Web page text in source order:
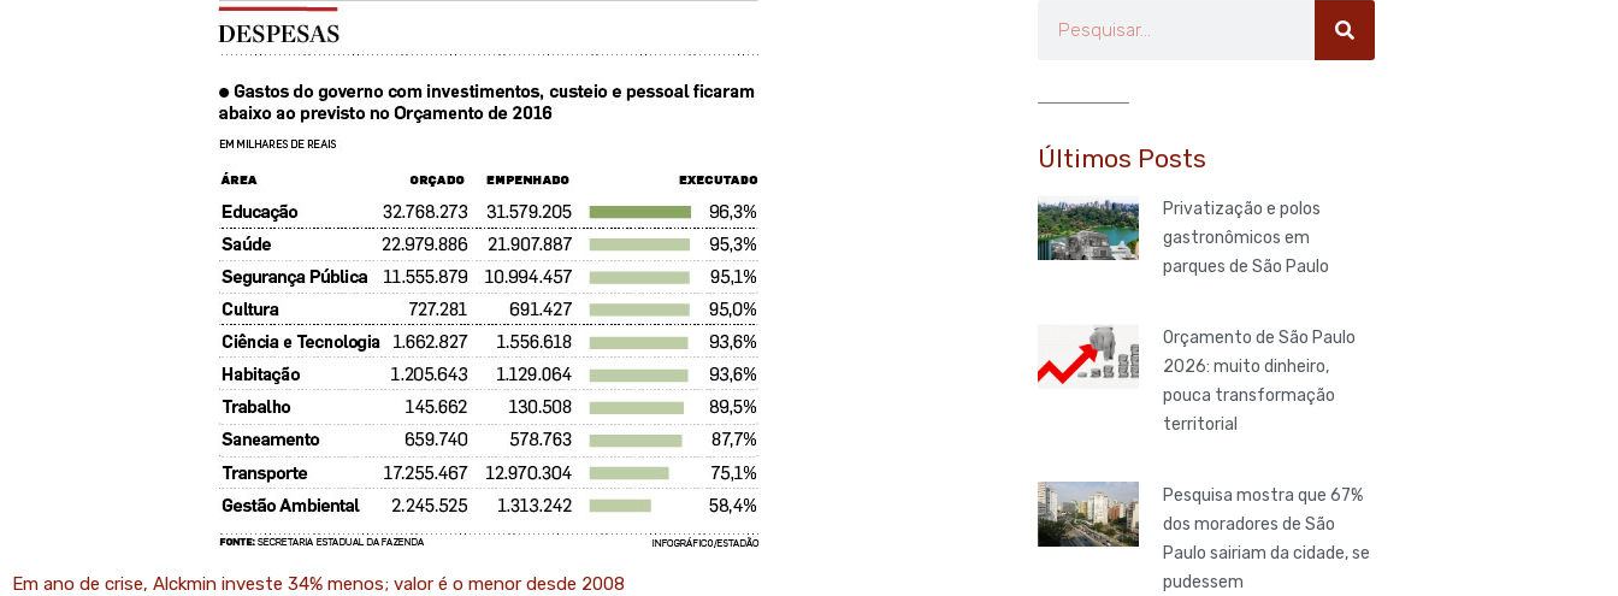
Em ano de crise, Alckmin investe 34% menos; valor é o menor desde 2008
Últimos Posts
Privatização e polos
gastronômicos em
parques de São Paulo
Orçamento de São Paulo
2026: muito dinheiro,
pouca transformação
territorial
Pesquisa mostra que 67%
dos moradores de São
Paulo sairiam da cidade, se
pudessem